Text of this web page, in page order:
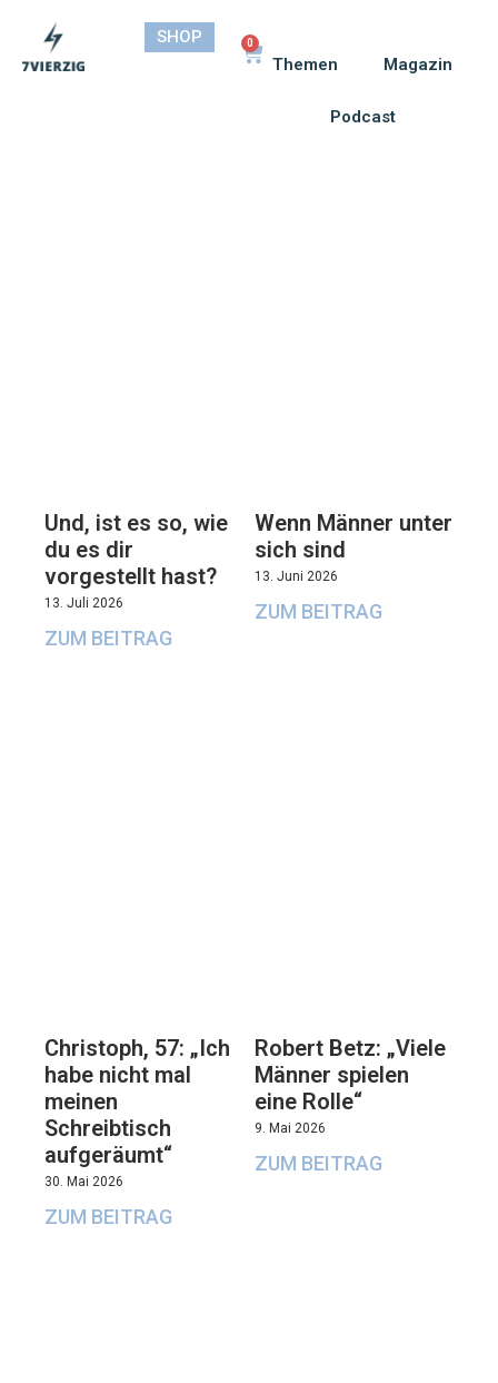
SHOP 0
Themen Magazin
Podcast
Und, ist es so, wie
du es dir
vorgestellt hast?
13. Juli 2026
ZUM BEITRAG
Wenn Männer unter
sich sind
13. Juni 2026
ZUM BEITRAG
Christoph, 57: „Ich
habe nicht mal
meinen
Schreibtisch
aufgeräumt“
30. Mai 2026
ZUM BEITRAG
Robert Betz: „Viele
Männer spielen
eine Rolle“
9. Mai 2026
ZUM BEITRAG